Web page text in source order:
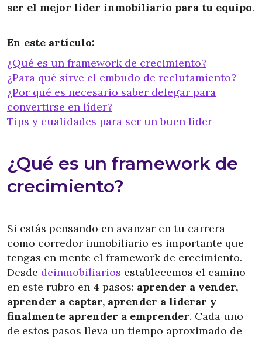
ser el mejor líder inmobiliario para tu equipo.
En este artículo:
¿Qué es un framework de crecimiento?
¿Para qué sirve el embudo de reclutamiento?
¿Por qué es necesario saber delegar para
convertirse en líder?
Tips y cualidades para ser un buen líder
¿Qué es un framework de
crecimiento?
Si estás pensando en avanzar en tu carrera
como corredor inmobiliario es importante que
tengas en mente el framework de crecimiento.
Desde deinmobiliarios establecemos el camino
en este rubro en 4 pasos: aprender a vender,
aprender a captar, aprender a liderar y
finalmente aprender a emprender. Cada uno
de estos pasos lleva un tiempo aproximado de